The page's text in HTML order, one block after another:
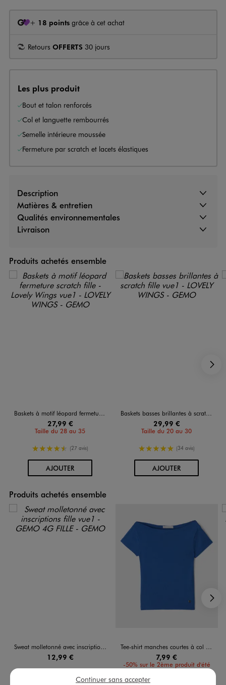
+ 18 points grâce à cet achat
Retours OFFERTS 30 jours
Les plus produit
Bout et talon renforcés
Col et languette rembourrés
Semelle intérieure moussée
Fermeture par scratch et lacets élastiques
Description
Matières & entretien
Qualités environnementales
Livraison
Produits achetés ensemble
Baskets à motif léopard fermeture scratch fille - Lovely Wings
27,99 €
Taille du 28 au 35
4.5/5 de moyenne
(27 avis)
AJOUTERAU PANIER
Baskets basses brillantes à scratch fille
29,99 €
Taille du 20 au 30
5/5 de moyenne
(34 avis)
AJOUTERAU PANIER
Produits achetés ensemble
Sweat molletonné avec inscriptions fille
12,99 €
Tee-shirt manches courtes à col bateau fille - LuluCastagnette
7,99 €
-50% sur le 2ème produit d'été
Continuer sans accepter